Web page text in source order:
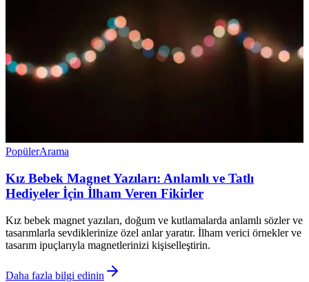
PopülerArama
Kız Bebek Magnet Yazıları: Anlamlı ve Tatlı
Hediyeler İçin İlham Veren Fikirler
Kız bebek magnet yazıları, doğum ve kutlamalarda anlamlı sözler ve
tasarımlarla sevdiklerinize özel anlar yaratır. İlham verici örnekler ve
tasarım ipuçlarıyla magnetlerinizi kişiselleştirin.
Daha fazla bilgi edinin